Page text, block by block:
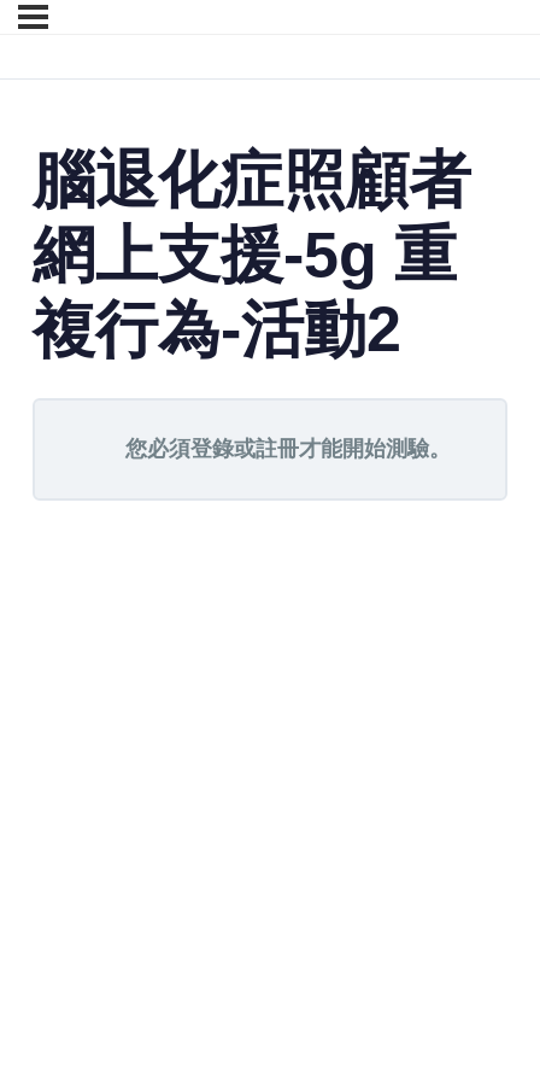
腦退化症照顧者
網上支援-5g 重
複行為-活動2
您必須登錄或註冊才能開始測驗。